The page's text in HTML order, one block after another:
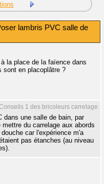
lambris PVC salle de
la place de la faïence dans
sont en placoplâtre ?
1 des bricoleurs carrelage
dans une salle de bain, par
du carrelage aux abords
car l'expérience m'a
pas étanches (au niveau